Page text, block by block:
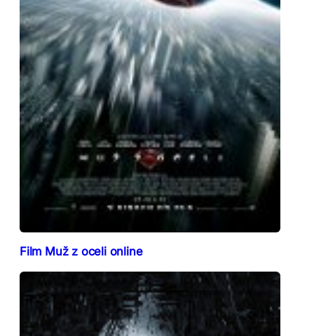
Film Muž z oceli online